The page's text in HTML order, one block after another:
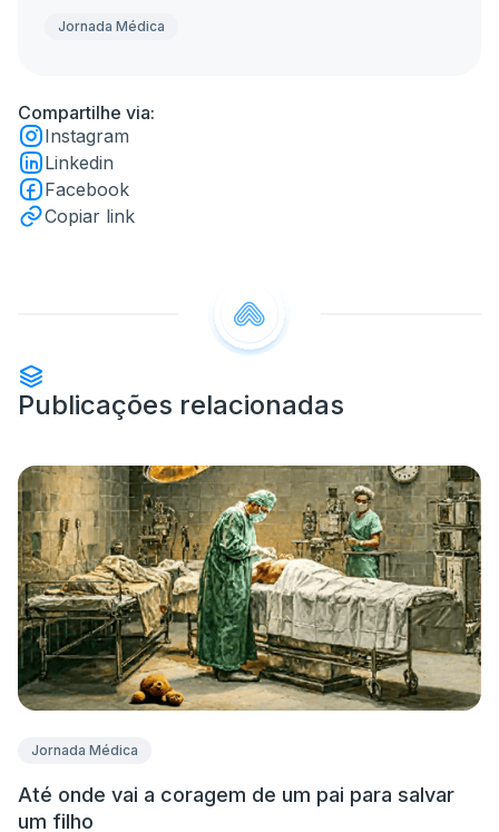
Jornada Médica
Compartilhe via:
Instagram
Linkedin
Facebook
Copiar link
Publicações relacionadas
Jornada Médica
Até onde vai a coragem de um pai para salvar
um filho